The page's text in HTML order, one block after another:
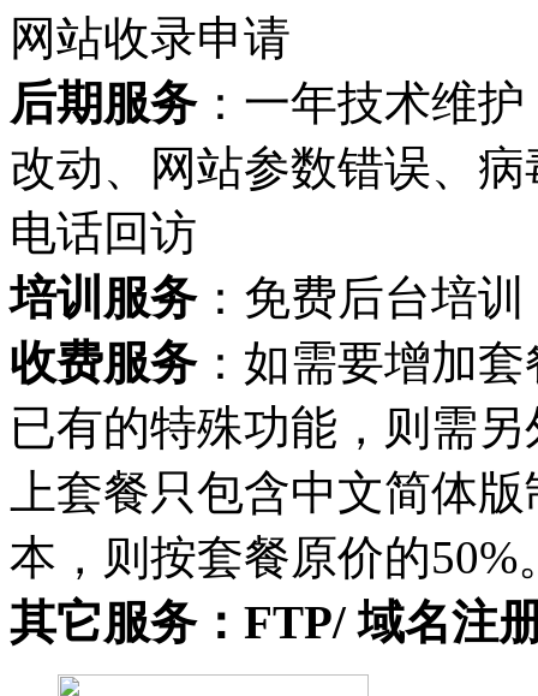
网站收录申请
后期服务：一年技术维
改动、网站参数错误、
电话回访
培训服务：免费后台培训
收费服务：如需要增加
已有的特殊功能，则需
上套餐只包含中文简体
本，则按套餐原价的50%
其它服务：FTP/ 域名注